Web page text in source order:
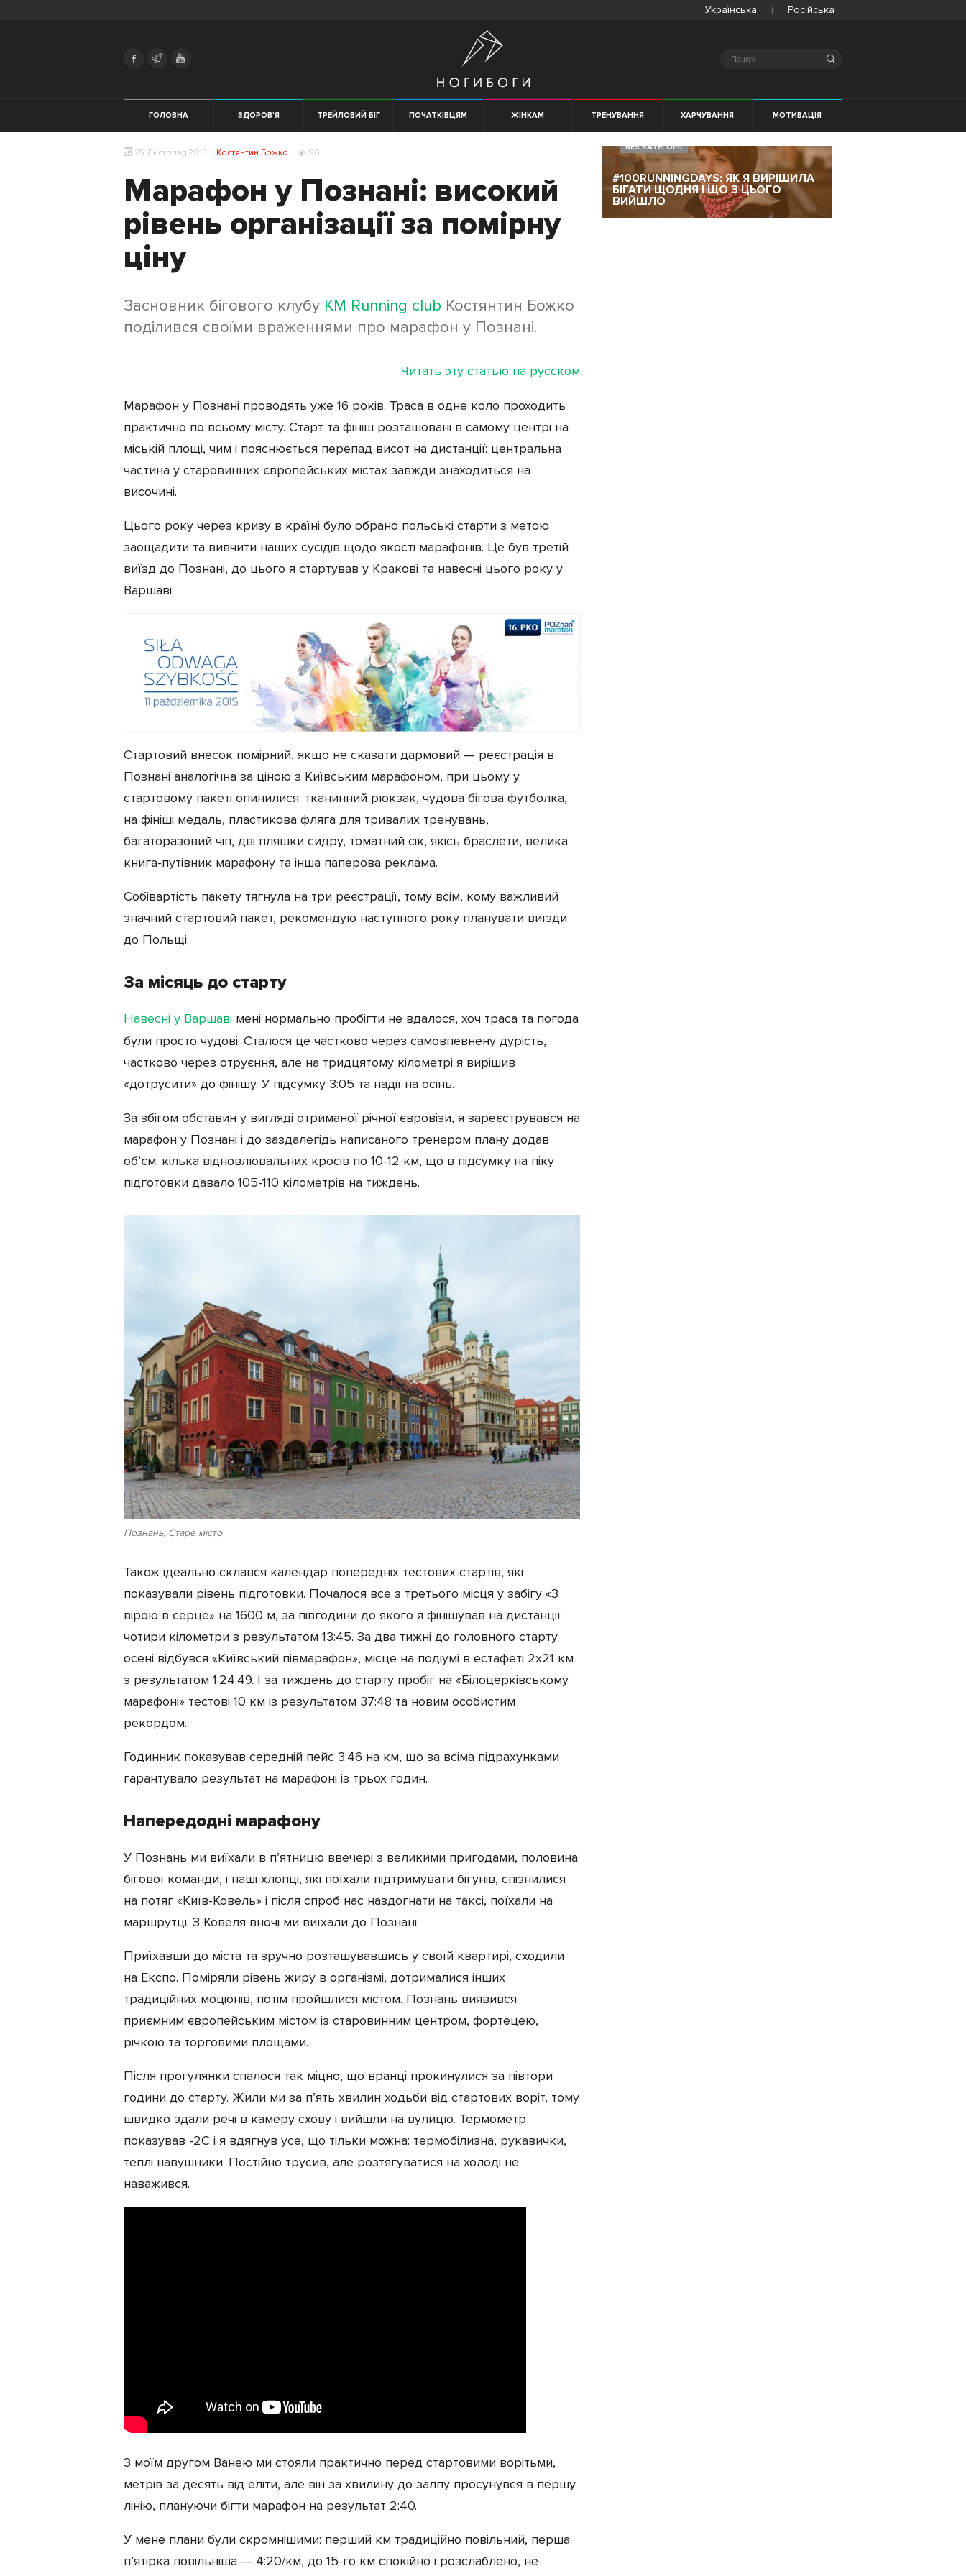
Українська Російська
Search
ГОЛОВНА ЗДОРОВ'Я ТРЕЙЛОВИЙ БІГ ПОЧАТКІВЦЯМ ЖІНКАМ ТРЕНУВАННЯ ХАРЧУВАННЯ МОТИВАЦІЯ
ЕКІПІРУВАННЯ
25 Листопад 2015 Костянтин Божко 96
Марафон у Познані: високий
рівень організації за помірну
ціну
Засновник бігового клубу KM Running club Костянтин Божко
поділився своїми враженнями про марафон у Познані.
Читать эту статью на русском
Марафон у Познані проводять уже 16 років. Траса в одне коло проходить
практично по всьому місту. Старт та фініш розташовані в самому центрі на
міській площі, чим і пояснюється перепад висот на дистанції: центральна
частина у старовинних європейських містах завжди знаходиться на
височині.
Цього року через кризу в країні було обрано польські старти з метою
заощадити та вивчити наших сусідів щодо якості марафонів. Це був третій
виїзд до Познані, до цього я стартував у Кракові та навесні цього року у
Варшаві.
Стартовий внесок помірний, якщо не сказати дармовий — реєстрація в
Познані аналогічна за ціною з Київським марафоном, при цьому у
стартовому пакеті опинилися: тканинний рюкзак, чудова бігова футболка,
на фініші медаль, пластикова фляга для тривалих тренувань,
багаторазовий чіп, дві пляшки сидру, томатний сік, якісь браслети, велика
книга-путівник марафону та інша паперова реклама.
Собівартість пакету тягнула на три реєстрації, тому всім, кому важливий
значний стартовий пакет, рекомендую наступного року планувати виїзди
до Польщі.
За місяць до старту
Навесні у Варшаві мені нормально пробігти не вдалося, хоч траса та погода
були просто чудові. Сталося це частково через самовпевнену дурість,
частково через отруєння, але на тридцятому кілометрі я вирішив
«дотрусити» до фінішу. У підсумку 3:05 та надії на осінь.
За збігом обставин у вигляді отриманої річної євровізи, я зареєструвався на
марафон у Познані і до заздалегідь написаного тренером плану додав
об’єм: кілька відновлювальних кросів по 10-12 км, що в підсумку на піку
підготовки давало 105-110 кілометрів на тиждень.
Познань, Старе місто
Також ідеально склався календар попередніх тестових стартів, які
показували рівень підготовки. Почалося все з третього місця у забігу «З
вірою в серце» на 1600 м, за півгодини до якого я фінішував на дистанції
чотири кілометри з результатом 13:45. За два тижні до головного старту
осені відбувся «Київський півмарафон», місце на подіумі в естафеті 2х21 км
з результатом 1:24:49. І за тиждень до старту пробіг на «Білоцерківському
марафоні» тестові 10 км із результатом 37:48 та новим особистим
рекордом.
Годинник показував середній пейс 3:46 на км, що за всіма підрахунками
гарантувало результат на марафоні із трьох годин.
Напередодні марафону
У Познань ми виїхали в п’ятницю ввечері з великими пригодами, половина
бігової команди, і наші хлопці, які поїхали підтримувати бігунів, спізнилися
на потяг «Київ-Ковель» і після спроб нас наздогнати на таксі, поїхали на
маршрутці. З Ковеля вночі ми виїхали до Познані.
Приїхавши до міста та зручно розташувавшись у своїй квартирі, сходили
на Експо. Поміряли рівень жиру в організмі, дотрималися інших
традиційних моціонів, потім пройшлися містом. Познань виявився
приємним європейським містом із старовинним центром, фортецею,
річкою та торговими площами.
Після прогулянки спалося так міцно, що вранці прокинулися за півтори
години до старту. Жили ми за п’ять хвилин ходьби від стартових воріт, тому
швидко здали речі в камеру схову і вийшли на вулицю. Термометр
показував -2C і я вдягнув усе, що тільки можна: термобілизна, рукавички,
теплі навушники. Постійно трусив, але розтягуватися на холоді не
наважився.
З моїм другом Ванею ми стояли практично перед стартовими ворітьми,
метрів за десять від еліти, але він за хвилину до залпу просунувся в першу
лінію, плануючи бігти марафон на результат 2:40.
У мене плани були скромнішими: перший км традиційно повільний, перша
п’ятірка повільніша — 4:20/км, до 15-го км спокійно і розслаблено, не
БЕЗ КАТЕГОРІЇ
#100RUNNINGDAYS: ЯК Я ВИРІШИЛА
БІГАТИ ЩОДНЯ І ЩО З ЦЬОГО
ВИЙШЛО